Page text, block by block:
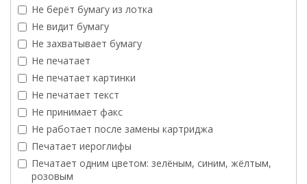
Не берёт бумагу из лотка
Не видит бумагу
Не захватывает бумагу
Не печатает
Не печатает картинки
Не печатает текст
Не принимает факс
Не работает после замены картриджа
Печатает иероглифы
Печатает одним цветом: зелёным, синим, жёлтым,
розовым